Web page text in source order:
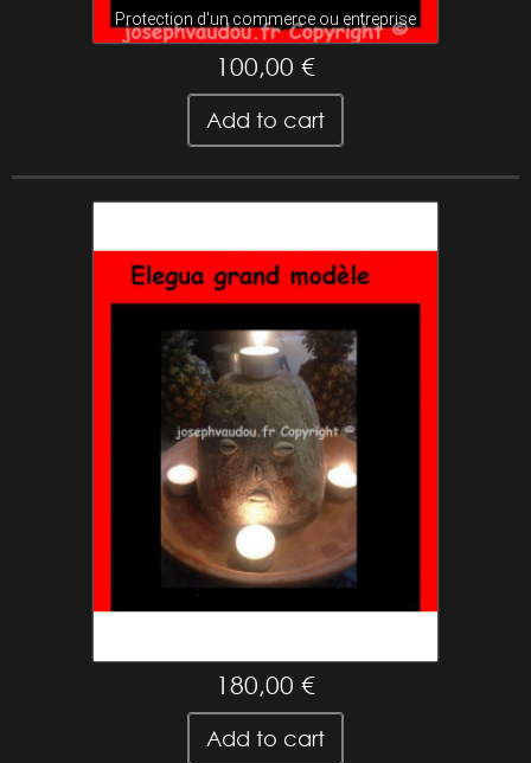
Protection d'un commerce ou entreprise
100,00 €
Add to cart
180,00 €
Add to cart